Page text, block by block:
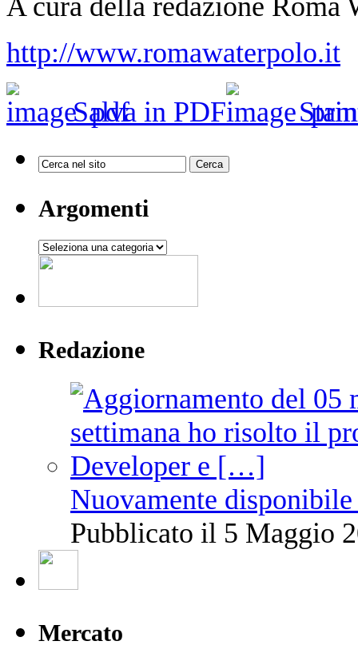
http://www.romawaterpolo.it
Salva in PDF
Argomenti
Argomenti
Redazione
Nuovamente
Pubblicato il 5 Maggio
Mercato